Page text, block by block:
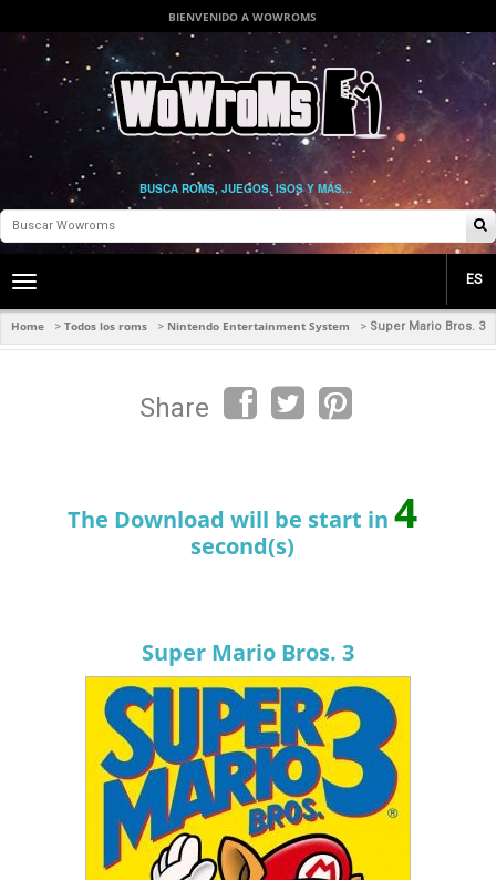
BIENVENIDO A WOWROMS
BUSCA ROMS, JUEGOS, ISOS Y MÁS...
Toggle
navigation
ES
Home > Todos los roms > Nintendo Entertainment System > Super Mario Bros. 3
Share
The Download will be start in 4
second(s)
Super Mario Bros. 3